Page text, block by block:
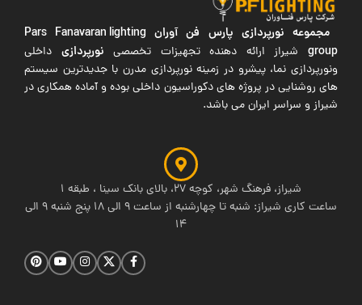
مجموعه نورپردازی پارس فن آوران Pars Fanavaran lighting
groupشیراز ارائه دهنده تجهیزات تخصصی نورپردازی داخلی
ونورپردازی نما، پیشرو در زمینه نورپردازی مدرن با جدیدترین سیستم
های روشنایی در پروژه های دکوراسیون داخلی بوده و آماده همکاری در
شیراز و سراسر ایران می باشد.
شیراز، فرهنگ شهر، کوچه 27، بالای بانک سینا ، طبقه 1
ساعت کاری شیراز: شنبه تا چهارشنبه از ساعت 9 الی 18 پنج شنبه 9 الی
14